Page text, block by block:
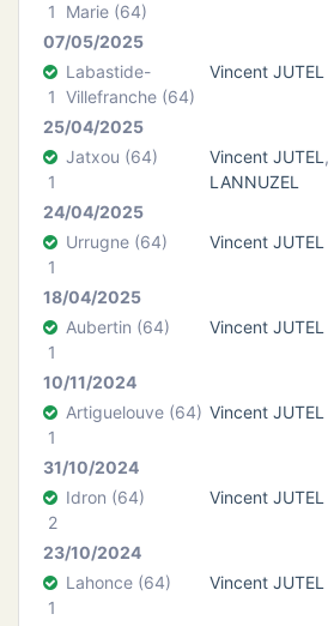
1
Marie (64)
07/05/2025
1
Labastide-
Villefranche (64)
Vincent JUTEL
25/04/2025
1
Jatxou (64) Vincent JUTEL ,
LANNUZEL
24/04/2025
1
Urrugne (64) Vincent JUTEL
18/04/2025
1
Aubertin (64) Vincent JUTEL
10/11/2024
1
Artiguelouve (64) Vincent JUTEL
31/10/2024
2
Idron (64) Vincent JUTEL
23/10/2024
1
Lahonce (64) Vincent JUTEL